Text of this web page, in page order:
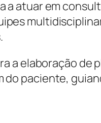
a atuar em
a elaboração de
paciente,